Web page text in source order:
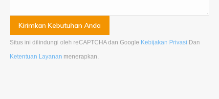
Situs ini dilindungi oleh reCAPTCHA dan Google Kebijakan Privasi Dan
Ketentuan Layanan menerapkan.